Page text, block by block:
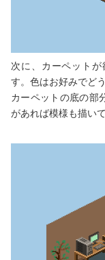
次に、カーペット
す。色はお好みでどう
カーペットの底の部
があれば模様も描い